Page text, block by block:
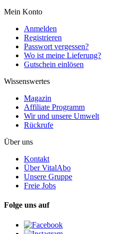
Mein Konto
Anmelden
Registrieren
Passwort vergessen?
Wo ist meine Lieferung?
Gutschein einlösen
Wissenswertes
Magazin
Affiliate Programm
Wir und unsere Umwelt
Rückrufe
Über uns
Kontakt
Über VitalAbo
Unsere Gruppe
Freie Jobs
Folge uns auf